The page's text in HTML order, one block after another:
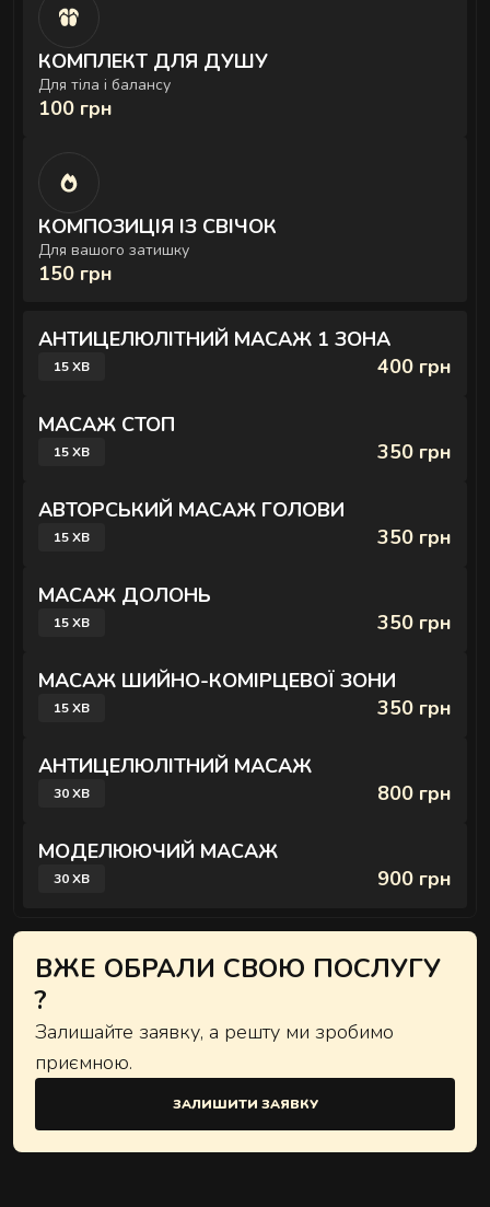
КОМПЛЕКТ ДЛЯ ДУШУ
Для тіла і балансу
100 грн
КОМПОЗИЦІЯ ІЗ СВІЧОК
Для вашого затишку
150 грн
АНТИЦЕЛЮЛІТНИЙ МАСАЖ 1 ЗОНА
15 ХВ 400 грн
МАСАЖ СТОП
15 ХВ 350 грн
АВТОРСЬКИЙ МАСАЖ ГОЛОВИ
15 ХВ 350 грн
МАСАЖ ДОЛОНЬ
15 ХВ 350 грн
МАСАЖ ШИЙНО-КОМІРЦЕВОЇ ЗОНИ
15 ХВ 350 грн
АНТИЦЕЛЮЛІТНИЙ МАСАЖ
30 ХВ 800 грн
МОДЕЛЮЮЧИЙ МАСАЖ
30 ХВ 900 грн
ВЖЕ ОБРАЛИ СВОЮ ПОСЛУГУ
?
Залишайте заявку, а решту ми зробимо
приємною.
ЗАЛИШИТИ ЗАЯВКУ